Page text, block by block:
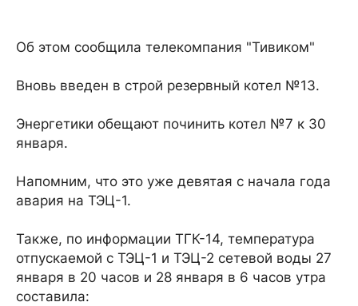
Об этом сообщила телекомпания "Тивиком"
Вновь введен в строй резервный котел №13.
Энергетики обещают починить котел №7 к 30
января.
Напомним, что это уже девятая с начала года
авария на ТЭЦ-1.
Также, по информации ТГК-14, температура
отпускаемой с ТЭЦ-1 и ТЭЦ-2 сетевой воды 27
января в 20 часов и 28 января в 6 часов утра
составила: